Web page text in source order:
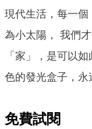
現代生活，每一個
為小太陽， 我們
「家」，是可以
色的發光盒子，永
免費試閱